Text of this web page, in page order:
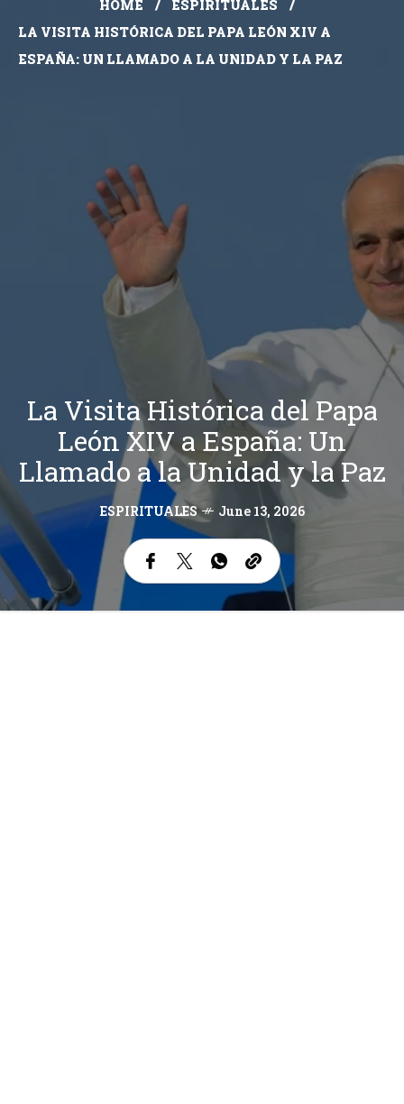
HOME
ESPIRITUALES
LA VISITA HISTÓRICA DEL PAPA LEÓN XIV A
ESPAÑA: UN LLAMADO A LA UNIDAD Y LA PAZ
La Visita Histórica del Papa
León XIV a España: Un
Llamado a la Unidad y la Paz
ESPIRITUALES June 13, 2026